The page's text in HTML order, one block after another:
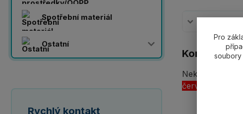
Spotřební materiál
Ostatní
Rychlý kontakt
Kompletní
Nekonečná
červená
Pro
soubory